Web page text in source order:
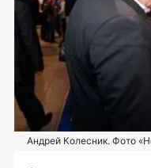
Андрей Колесник. Фото